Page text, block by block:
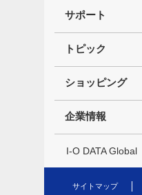
サポート
トピック
ショッピング
企業情報
I-O DATA Global
サイトマップ